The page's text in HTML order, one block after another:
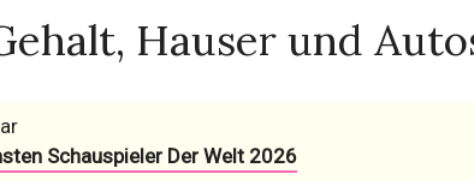
Hauser und
Schauspieler Der Welt 2026